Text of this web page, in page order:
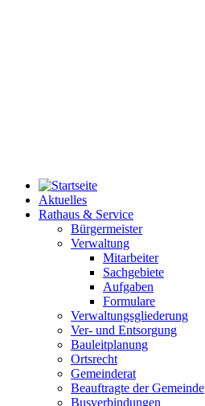
Aktuelles
Rathaus & Service
Bürgermeister
Verwaltung
Mitarbeiter
Sachgebiete
Aufgaben
Formulare
Verwaltungsgliederung
Ver- und Entsorgung
Bauleitplanung
Ortsrecht
Gemeinderat
Beauftragte der Gemeinde
Busverbindungen